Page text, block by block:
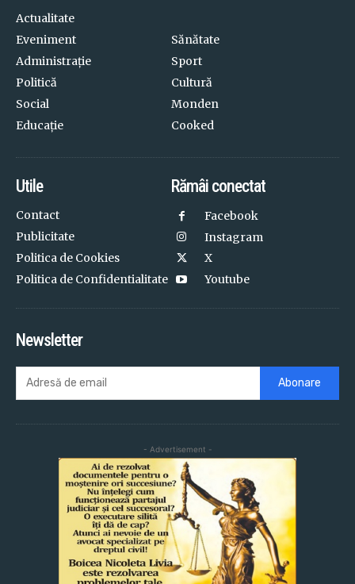
Actualitate
Eveniment
Administrație
Politică
Social
Educație
Sănătate
Sport
Cultură
Monden
Cooked
Utile
Contact
Publicitate
Politica de Cookies
Politica de Confidentialitate
Rămâi conectat
Facebook
Instagram
X
Youtube
Newsletter
Abonare
- Advertisement -